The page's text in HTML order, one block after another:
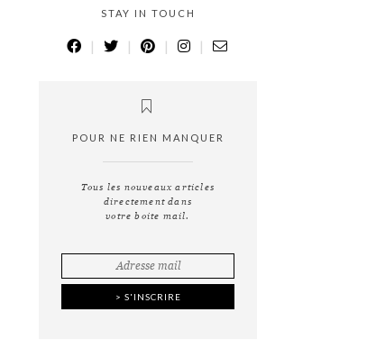
STAY IN TOUCH
| | | |
POUR NE RIEN MANQUER
Tous les nouveaux articles
directement dans
votre boite mail.